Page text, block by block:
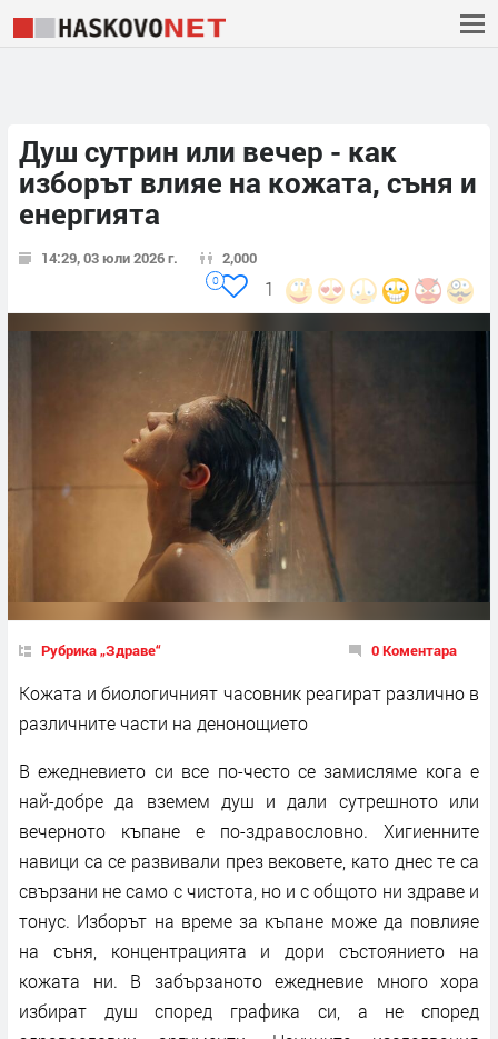
Душ сутрин или вечер - как
изборът влияе на кожата, съня и
енергията
14:29, 03 юли 2026 г. 2,000
1
0
Рубрика „Здраве“ 0 Коментара
Кожата и биологичният часовник реагират различно в
различните части на денонощието
В ежедневието си все по-често се замисляме кога е
най-добре да вземем душ и дали сутрешното или
вечерното къпане е по-здравословно. Хигиенните
навици са се развивали през вековете, като днес те са
свързани не само с чистота, но и с общото ни здраве и
тонус. Изборът на време за къпане може да повлияе
на съня, концентрацията и дори състоянието на
кожата ни. В забързаното ежедневие много хора
избират душ според графика си, а не според